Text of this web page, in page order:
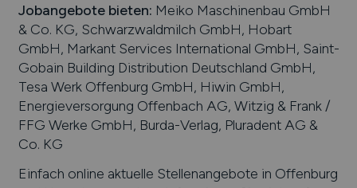
Jobangebote bieten: Meiko Maschinenbau GmbH
& Co. KG, Schwarzwaldmilch GmbH, Hobart
GmbH, Markant Services International GmbH, Saint-
Gobain Building Distribution Deutschland GmbH,
Tesa Werk Offenburg GmbH, Hiwin GmbH,
Energieversorgung Offenbach AG, Witzig & Frank /
FFG Werke GmbH, Burda-Verlag, Pluradent AG &
Co. KG
Einfach online aktuelle Stellenangebote in Offenburg